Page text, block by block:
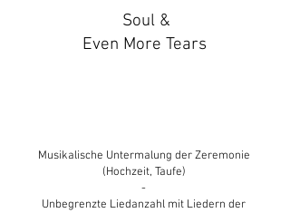
Soul &
Even More Tears
Musikalische Untermalung der Zeremonie
(Hochzeit, Taufe)
-
Unbegrenzte Liedanzahl mit Liedern der